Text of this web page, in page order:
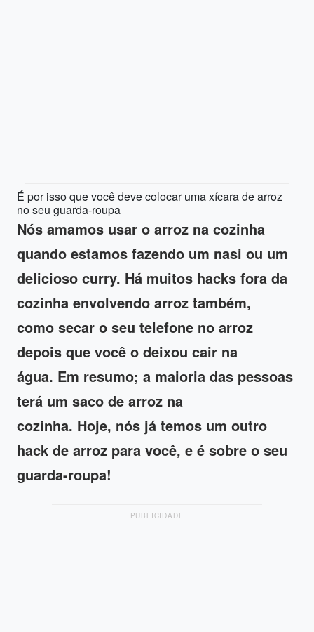
É por isso que você deve colocar uma xícara de arroz
no seu guarda-roupa
Nós amamos usar o arroz na cozinha
quando estamos fazendo um nasi ou um
delicioso curry. Há muitos hacks fora da
cozinha envolvendo arroz também,
como secar o seu telefone no arroz
depois que você o deixou cair na
água. Em resumo; a maioria das pessoas
terá um saco de arroz na
cozinha. Hoje, nós já temos um outro
hack de arroz para você, e é sobre o seu
guarda-roupa!
PUBLICIDADE